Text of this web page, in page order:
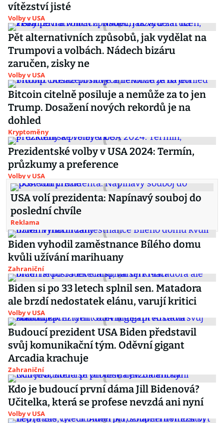
vítězství jisté
Volby v USA
Pět alternativních způsobů, jak vydělat na
Trumpovi a volbách. Nádech bizáru
zaručen, zisky ne
Volby v USA
Bitcoin citelně posiluje a nemůže za to jen
Trump. Dosažení nových rekordů je na
dohled
Kryptoměny
Prezidentské volby v USA 2024: Termín,
průzkumy a preference
Volby v USA
USA volí prezidenta: Napínavý souboj do
poslední chvíle
Reklama
Biden vyhodil zaměstnance Bílého domu
kvůli užívání marihuany
Zahraniční
Biden si po 33 letech splnil sen. Matadora
ale brzdí nedostatek elánu, varují kritici
Volby v USA
Budoucí prezident USA Biden představil
svůj komunikační tým. Oděvní gigant
Arcadia krachuje
Zahraniční
Kdo je budoucí první dáma Jill Bidenová?
Učitelka, která se profese nevzdá ani nyní
Volby v USA